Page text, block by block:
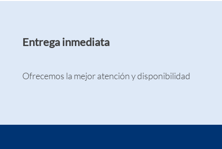
Entrega inmediata
Ofrecemos la mejor atención y disponibilidad